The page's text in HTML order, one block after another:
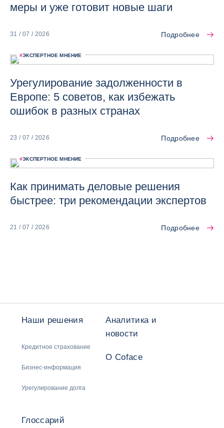
меры и уже готовит новые шаги
31 / 07 / 2026 Подробнее
#ЭКСПЕРТНОЕ МНЕНИЕ
Урегулирование задолженности в
Европе: 5 советов, как избежать
ошибок в разных странах
23 / 07 / 2026 Подробнее
#ЭКСПЕРТНОЕ МНЕНИЕ
Как принимать деловые решения
быстрее: три рекомендации экспертов
21 / 07 / 2026 Подробнее
Наши решения
Кредитное страхование
Бизнес-информация
Урегулирование долга
Аналитика и
новости
О Coface
Глоссарий